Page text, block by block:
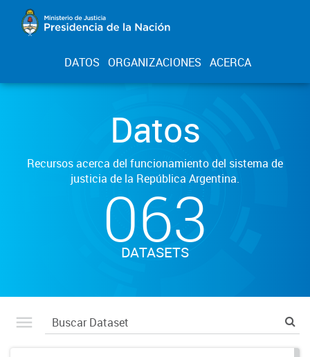
DATOS ORGANIZACIONES ACERCA
Datos
Recursos acerca del funcionamiento del sistema de
justicia de la República Argentina.
063
DATASETS